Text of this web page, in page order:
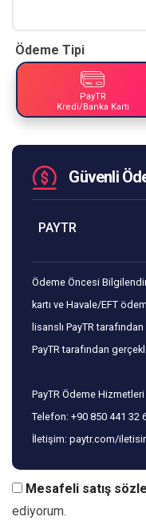
Ödeme Tipi
PayTR
Kredi/Banka Kartı
Güvenli
PAYTR
Ödeme Öncesi
kartı ve Havale/EFT
lisanslı PayTR
PayTR tarafından
PayTR Ödeme Hizmetleri
Telefon: +90 850 441 32
İletişim: paytr.com/
Mesafeli satış
ediyorum.